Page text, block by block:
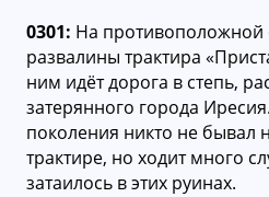
0301: На противоположной
развалины трактира
ним идёт дорога в степь,
затерянного города
поколения никто не бывал
трактире, но ходит много
затаилось в этих руинах.